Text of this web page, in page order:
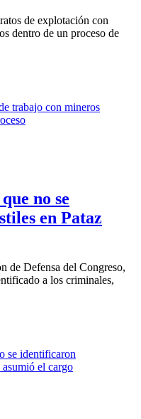
de explotación con
dentro de un proceso de
no se
en Pataz
de Defensa del Congreso,
a los criminales,